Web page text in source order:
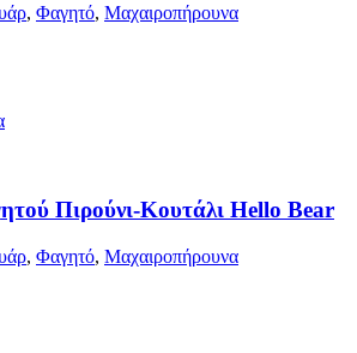
, Φαγητό, Μαχαιροπήρουνα
Πιρούνι-Κουτάλι Hello Bear
, Φαγητό, Μαχαιροπήρουνα